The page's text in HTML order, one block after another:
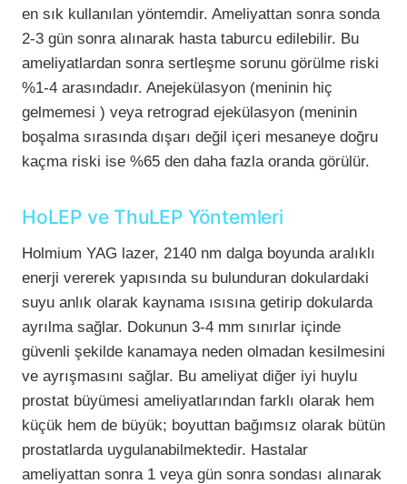
en sık kullanılan yöntemdir. Ameliyattan sonra sonda
2-3 gün sonra alınarak hasta taburcu edilebilir. Bu
ameliyatlardan sonra sertleşme sorunu görülme riski
%1-4 arasındadır. Anejekülasyon (meninin hiç
gelmemesi ) veya retrograd ejekülasyon (meninin
boşalma sırasında dışarı değil içeri mesaneye doğru
kaçma riski ise %65 den daha fazla oranda görülür.
HoLEP ve ThuLEP Yöntemleri
Holmium YAG lazer, 2140 nm dalga boyunda aralıklı
enerji vererek yapısında su bulunduran dokulardaki
suyu anlık olarak kaynama ısısına getirip dokularda
ayrılma sağlar. Dokunun 3-4 mm sınırlar içinde
güvenli şekilde kanamaya neden olmadan kesilmesini
ve ayrışmasını sağlar. Bu ameliyat diğer iyi huylu
prostat büyümesi ameliyatlarından farklı olarak hem
küçük hem de büyük; boyuttan bağımsız olarak bütün
prostatlarda uygulanabilmektedir. Hastalar
ameliyattan sonra 1 veya gün sonra sondası alınarak